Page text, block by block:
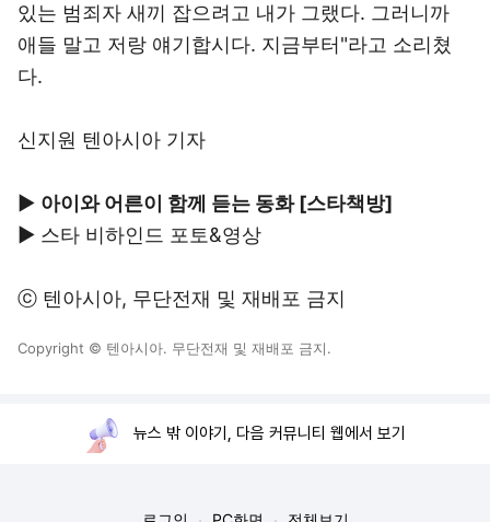
있는 범죄자 새끼 잡으려고 내가 그랬다. 그러니까
애들 말고 저랑 얘기합시다. 지금부터"라고 소리쳤
다.
신지원 텐아시아 기자
▶ 아이와 어른이 함께 듣는 동화 [스타책방]
▶ 스타 비하인드 포토&영상
ⓒ 텐아시아, 무단전재 및 재배포 금지
Copyright © 텐아시아. 무단전재 및 재배포 금지.
뉴스 밖 이야기, 다음 커뮤니티 웹에서 보기